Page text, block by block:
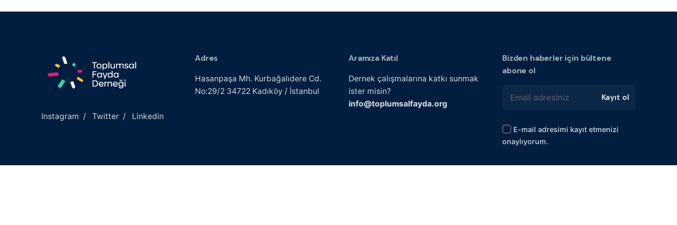
Instagram / Twitter / Linkedin
Adres
Hasanpaşa Mh. Kurbağalıdere Cd.
No:29/2 34722 Kadıköy / İstanbul
Aramıza Katıl
Dernek çalışmalarına katkı sunmak
ister misin?
info@toplumsalfayda.org
Bizden haberler için bültene
abone ol
Kayıt ol
E-mail adresimi kayıt etmenizi
onaylıyorum.